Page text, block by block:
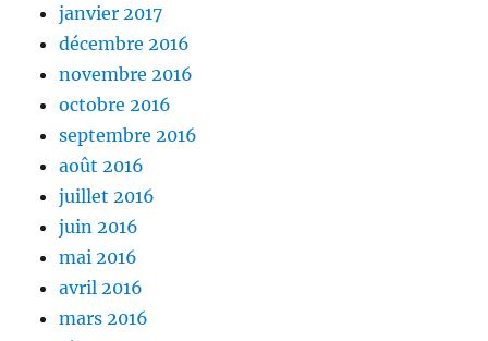
janvier 2017
décembre 2016
novembre 2016
octobre 2016
septembre 2016
août 2016
juillet 2016
juin 2016
mai 2016
avril 2016
mars 2016